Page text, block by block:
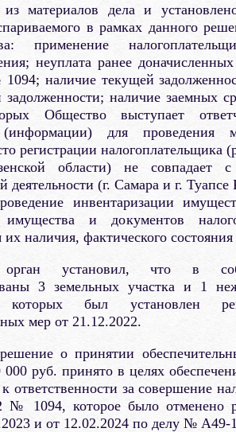
материалов дела и
в рамках данного
применение
неуплата ранее
наличие текущей
задолженности; наличие заемных
Общество выступает
(информации) для проведения
регистрации налогоплательщика
области) не совпадает
деятельности (г. Самара и г. Туапсе
инвентаризации
имущества и документов
их наличия, фактического
орган установил, что в
3 земельных участка и 1
которых был установлен
мер от 21.12.2022.
о принятии
руб. принято в целях
ответственности за совершение
№ 1094, которое было отменено
и от 12.02.2024 по делу № А49-